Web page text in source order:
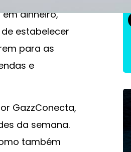
dinheiro,
estabelecer
para as
e
GazzConecta,
da semana.
também